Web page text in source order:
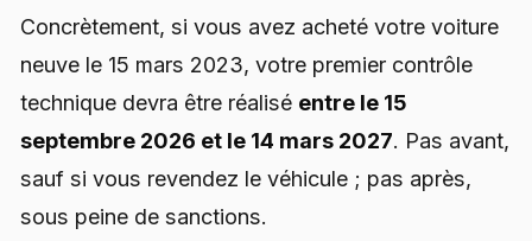
Concrètement, si vous avez acheté votre voiture
neuve le 15 mars 2023, votre premier contrôle
technique devra être réalisé entre le 15
septembre 2026 et le 14 mars 2027. Pas avant,
sauf si vous revendez le véhicule ; pas après,
sous peine de sanctions.